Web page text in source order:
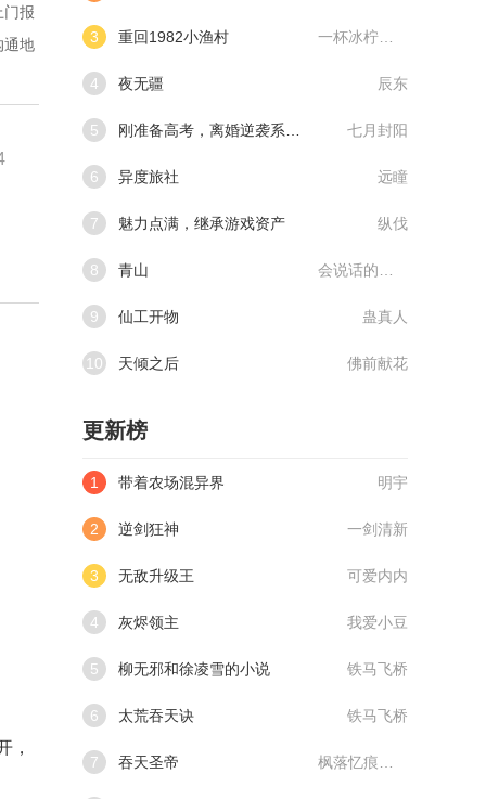
门报
通地
，
3 重回1982小渔村
4 夜无疆 辰东
5 七月封阳
6 异度旅社 远瞳
7 魅力点满，继承游戏资产 纵伐
8 青山
9 仙工开物 蛊真人
10 天倾之后 佛前献花
更新榜
1 带着农场混异界 明宇
2 逆剑狂神 一剑清新
3 无敌升级王 可爱内内
4 灰烬领主 我爱小豆
5 柳无邪和徐凌雪的小说 铁马飞桥
6 太荒吞天诀 铁马飞桥
7 吞天圣帝